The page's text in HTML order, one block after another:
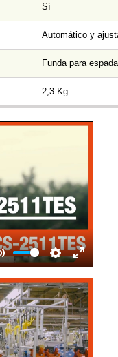
Sí
Automático y
Funda para espada
2,3 Kg
Settings
Enter